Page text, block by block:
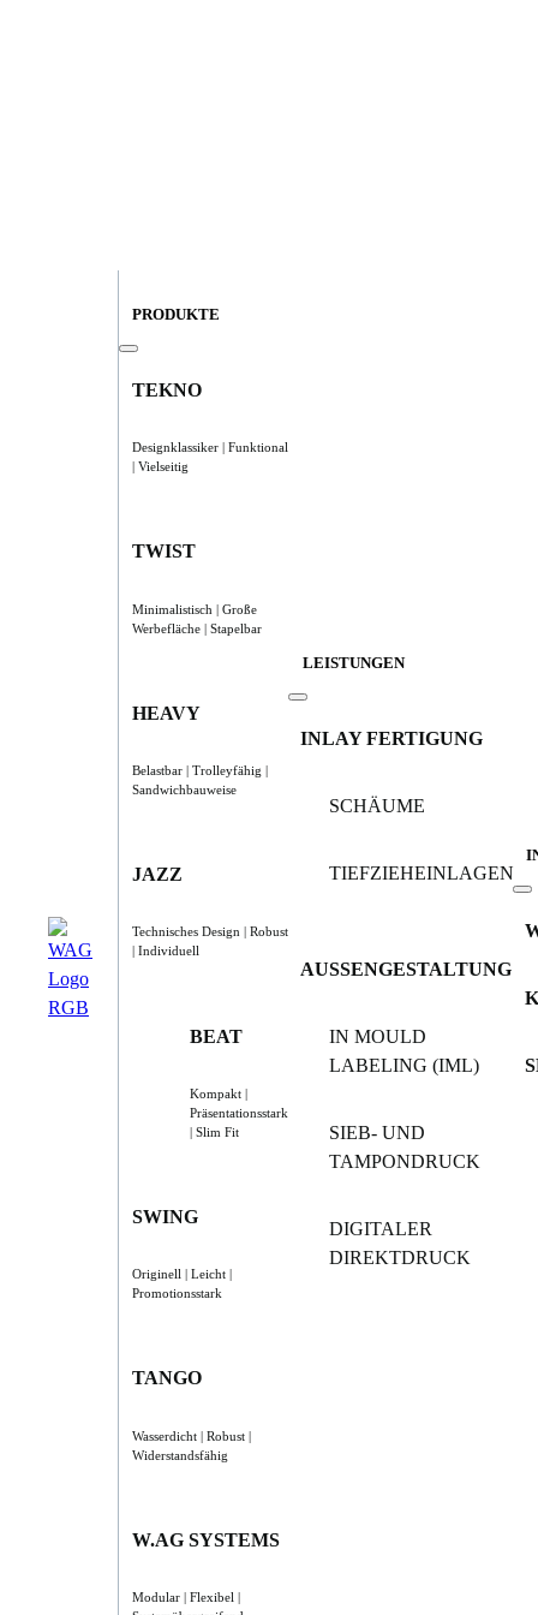
PRODUKTE
TEKNO
Designklassiker | Funktional
| Vielseitig
TWIST
Minimalistisch | Große
Werbefläche | Stapelbar
HEAVY
Belastbar | Trolleyfähig |
Sandwichbauweise
JAZZ
Technisches Design | Robust
| Individuell
BEAT
Kompakt |
Präsentationsstark
| Slim Fit
SWING
Originell | Leicht |
Promotionsstark
TANGO
Wasserdicht | Robust |
Widerstandsfähig
W.AG SYSTEMS
Modular | Flexibel |
LEISTUNGEN
INLAY FERTIGUNG
SCHÄUME
TIEFZIEHEINLAGEN
AUSSENGESTALTUNG
IN MOULD
LABELING (IML)
SIEB- UND
TAMPONDRUCK
DIGITALER
DIREKTDRUCK